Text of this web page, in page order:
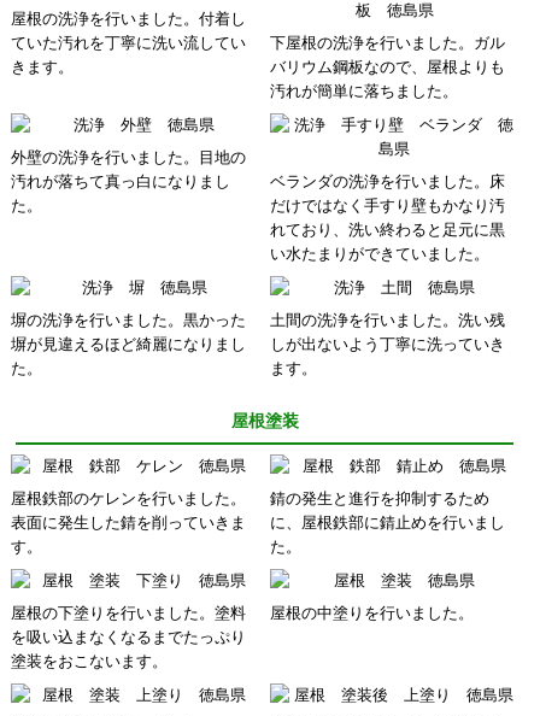
屋根の洗浄を行いました。付着し
ていた汚れを丁寧に洗い流してい
きます。
下屋根の洗浄を行いました。ガル
バリウム鋼板なので、屋根よりも
汚れが簡単に落ちました。
外壁の洗浄を行いました。目地の
汚れが落ちて真っ白になりまし
た。
ベランダの洗浄を行いました。床
だけではなく手すり壁もかなり汚
れており、洗い終わると足元に黒
い水たまりができていました。
塀の洗浄を行いました。黒かった
塀が見違えるほど綺麗になりまし
た。
土間の洗浄を行いました。洗い残
しが出ないよう丁寧に洗っていき
ます。
屋根塗装
屋根鉄部のケレンを行いました。
表面に発生した錆を削っていきま
す。
錆の発生と進行を抑制するため
に、屋根鉄部に錆止めを行いまし
た。
屋根の下塗りを行いました。塗料
を吸い込まなくなるまでたっぷり
塗装をおこないます。
屋根の中塗りを行いました。